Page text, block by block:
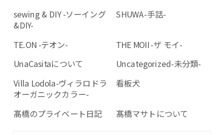
sewing & DIY -ソーイング
&DIY-
SHUWA-手話-
TE.ON -テオン-
THE MOII -ザ モイ-
UnaCasitaについて
Uncategorized-未分類-
Villa Lodola-ヴィラロドラ
オーガニックカラー-
看板犬
髙橋のプライベート日記 髙橋マサトについて